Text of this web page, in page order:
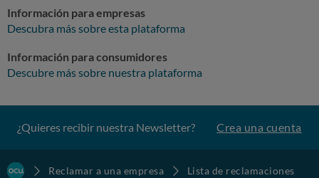
Información para empresas
Descubra más sobre esta plataforma
Información para consumidores
Descubre más sobre nuestra plataforma
¿Quieres recibir nuestra Newsletter? Crea una cuenta
Reclamar a una empresa
Lista de reclamaciones